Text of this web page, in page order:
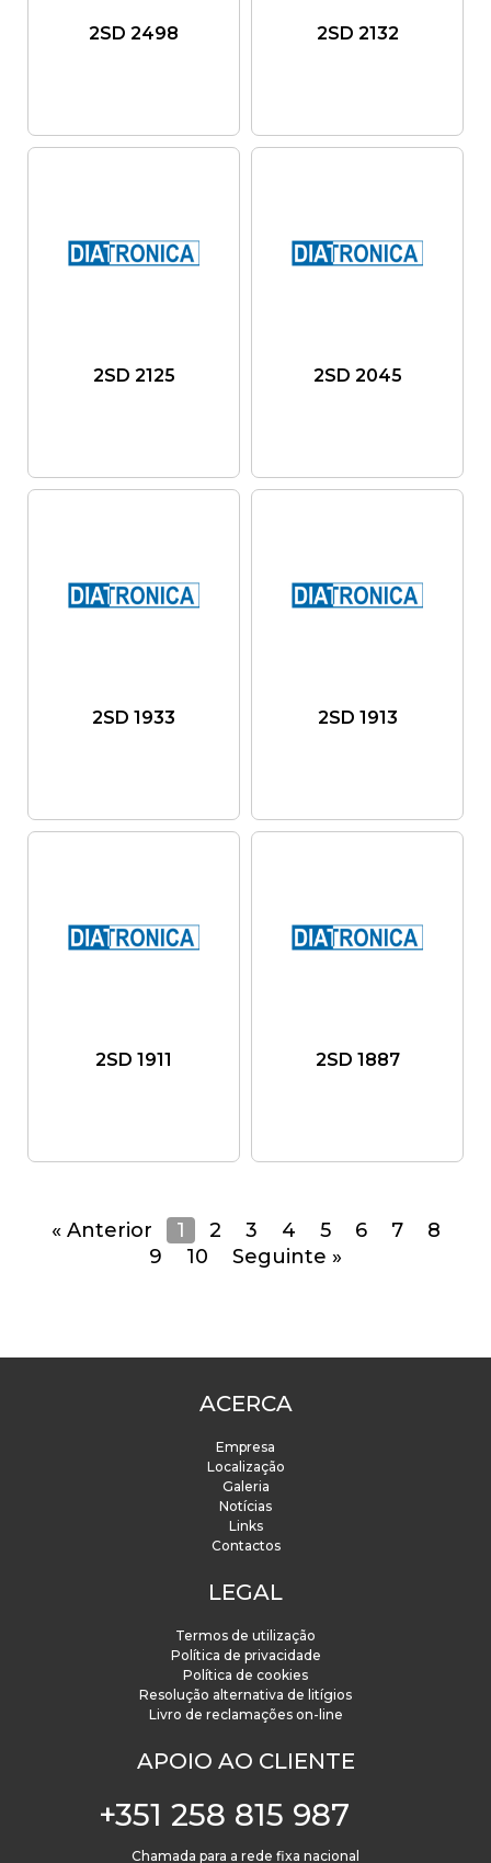
2SD 2498 2SD 2132
2SD 2125 2SD 2045
2SD 1933 2SD 1913
2SD 1911 2SD 1887
« Anterior 1 2 3 4 5 6 7
8
9
10 Seguinte »
ACERCA
Empresa
Localização
Galeria
Notícias
Links
Contactos
LEGAL
Termos de utilização
Política de privacidade
Política de cookies
Resolução alternativa de litígios
Livro de reclamações on-line
APOIO AO CLIENTE
+351 258 815 987
Chamada para a rede fixa nacional